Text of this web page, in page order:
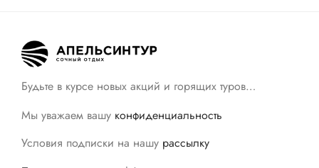
Будьте в курсе новых акций и горящих туров…
Мы уважаем вашу конфиденциальность
Условия подписки на нашу рассылку